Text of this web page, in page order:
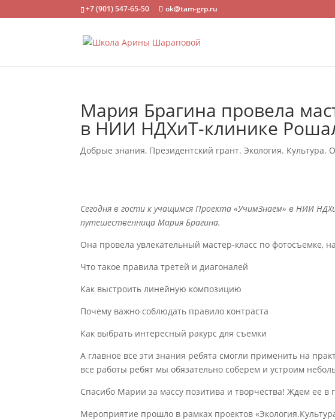
+7 (901) 547-65-50 ok@tam-grp.ru
Мария Брагина провела
в НИИ НДХиТ-клинике
Добрые знания, Президентский грант. Экология. Культура.
Сегодня в гости к учащимся Проекта «УчимЗнаем» в НИИ
путешественница Мария Брагина.
Она провела увлекательный мастер-класс по фотосъемке,
Что такое правила третей и диагоналей
Как выстроить линейную композицию
Почему важно соблюдать правило контраста
Как выбрать интересный ракурс для съемки
А главное все эти знания ребята смогли применить на
все работы ребят мы обязательно соберем и устроим
Спасибо Марии за массу позитива и творчества! Ждем ее в
Мероприятие прошло в рамках проектов